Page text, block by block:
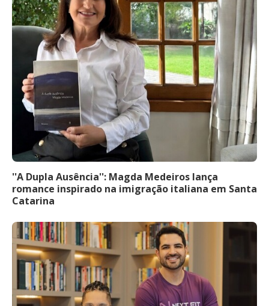
''A Dupla Ausência'': Magda Medeiros lança
romance inspirado na imigração italiana em Santa
Catarina